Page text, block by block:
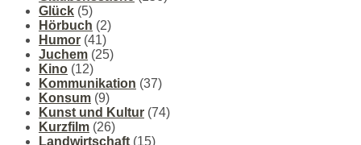
Glück (5)
Hörbuch (2)
Humor (41)
Juchem (25)
Kino (12)
Kommunikation (37)
Konsum (9)
Kunst und Kultur (74)
Kurzfilm (26)
Landwirtschaft (15)